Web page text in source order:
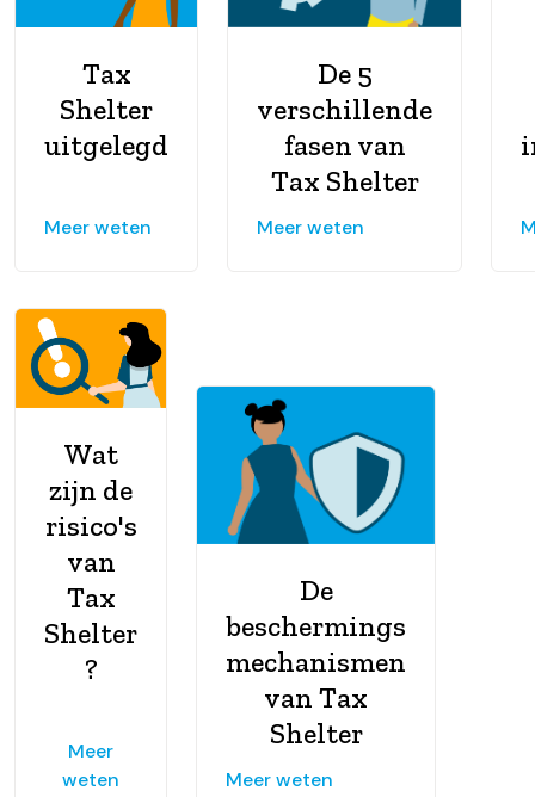
Tax
Shelter
uitgelegd
Meer weten
De 5
verschillende
fasen van
Tax Shelter
Meer weten
Wat
zijn de
risico's
van
Tax
Shelter
?
Meer
weten
De
beschermings
mechanismen
van Tax
Shelter
Meer weten